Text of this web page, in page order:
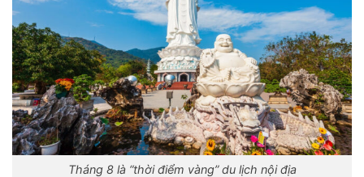
Tháng 8 là “thời điểm vàng” du lịch nội địa